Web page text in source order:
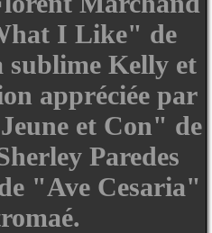
I Like" de
Kelly et
appréciée par
et Con" de
Paredes
"Ave Cesaria"